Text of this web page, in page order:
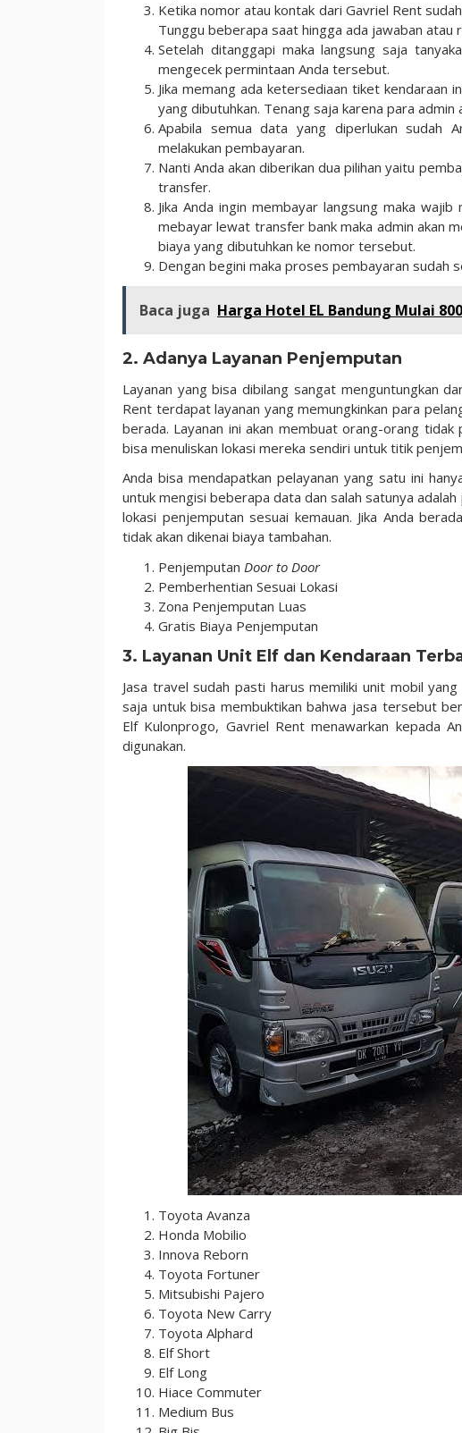
Ketika nomor atau kontak dari Gavriel Rent
Tunggu beberapa saat hingga ada jawaban
Setelah ditanggapi maka langsung saja
mengecek permintaan Anda tersebut.
Jika memang ada ketersediaan tiket kendaraan
yang dibutuhkan. Tenang saja karena para admin
Apabila semua data yang diperlukan sudah
melakukan pembayaran.
Nanti Anda akan diberikan dua pilihan yaitu
transfer.
Jika Anda ingin membayar langsung maka
mebayar lewat transfer bank maka admin akan
biaya yang dibutuhkan ke nomor tersebut.
Dengan begini maka proses pembayaran sudah
Baca juga Harga Hotel EL Bandung Mulai
2. Adanya Layanan Penjemputan
Layanan yang bisa dibilang sangat menguntungkan
Rent terdapat layanan yang memungkinkan para
berada. Layanan ini akan membuat orang-orang
bisa menuliskan lokasi mereka sendiri untuk titik
Anda bisa mendapatkan pelayanan yang satu ini
untuk mengisi beberapa data dan salah satunya
lokasi penjemputan sesuai kemauan. Jika Anda
tidak akan dikenai biaya tambahan.
Penjemputan Door to Door
Pemberhentian Sesuai Lokasi
Zona Penjemputan Luas
Gratis Biaya Penjemputan
3. Layanan Unit Elf dan Kendaraan
Jasa travel sudah pasti harus memiliki unit mobil
saja untuk bisa membuktikan bahwa jasa tersebut
Elf Kulonprogo, Gavriel Rent menawarkan kepada
digunakan.
Toyota Avanza
Honda Mobilio
Innova Reborn
Toyota Fortuner
Mitsubishi Pajero
Toyota New Carry
Toyota Alphard
Elf Short
Elf Long
Hiace Commuter
Medium Bus